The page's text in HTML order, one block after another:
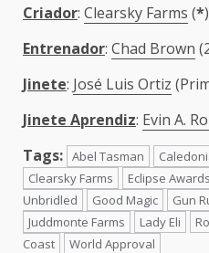
Criador: Clearsky Farms (*)
Entrenador: Chad Brown
Jinete: José Luis Ortiz
Jinete Aprendiz: Evin A.
Tags: Abel Tasman
Clearsky Farms
Eclipse Awards
Unbridled
Good Magic Gun
Juddmonte Farms
Lady Eli
Coast
World Approval